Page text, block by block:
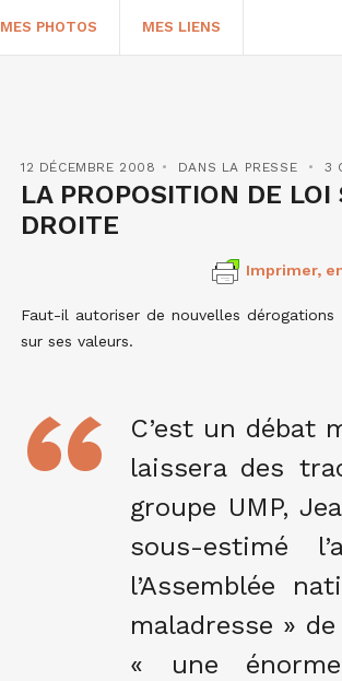
MES PHOTOS MES LIENS
12 DÉCEMBRE 2008 DANS LA PRESSE 3
LA PROPOSITION DE
DROITE
Imprimer,
Faut-il autoriser de nouvelles
sur ses valeurs.
C’est un débat
laissera des
groupe UMP,
sous-estimé
l’Assemblée
maladresse »
« une